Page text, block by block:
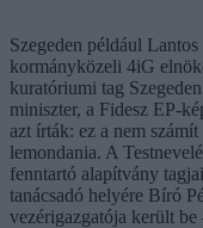
Szegeden például
kormányközeli 4iG
kuratóriumi tag
miniszter, a Fidesz EP-
azt írták: ez a nem
lemondania. A
fenntartó alapítvány
tanácsadó helyére Bíró
vezérigazgatója került